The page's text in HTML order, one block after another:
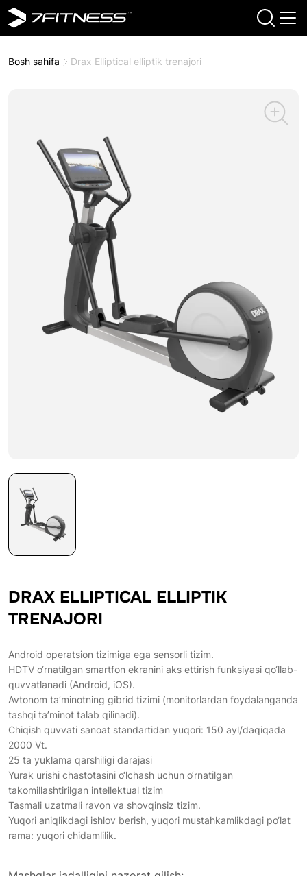
Bosh sahifa Drax Elliptical elliptik trenajori
DRAX ELLIPTICAL ELLIPTIK
TRENAJORI
Android operatsion tizimiga ega sensorli tizim.
HDTV o‘rnatilgan smartfon ekranini aks ettirish funksiyasi qo‘llab-
quvvatlanadi (Android, iOS).
Avtonom ta’minotning gibrid tizimi (monitorlardan foydalanganda
tashqi ta’minot talab qilinadi).
Chiqish quvvati sanoat standartidan yuqori: 150 ayl/daqiqada
2000 Vt.
25 ta yuklama qarshiligi darajasi
Yurak urishi chastotasini o‘lchash uchun o‘rnatilgan
takomillashtirilgan intellektual tizim
Tasmali uzatmali ravon va shovqinsiz tizim.
Yuqori aniqlikdagi ishlov berish, yuqori mustahkamlikdagi po‘lat
rama: yuqori chidamlilik.